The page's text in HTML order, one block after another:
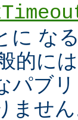
に な
的に
パブ
ませ